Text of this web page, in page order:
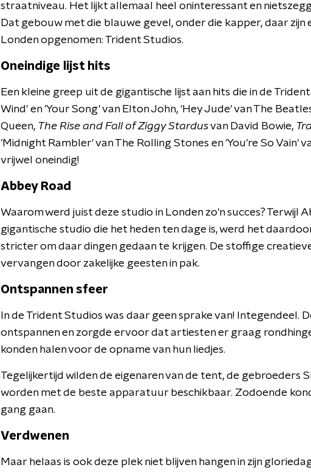
straatniveau. Het lijkt allemaal heel oninteressant en
Dat gebouw met die blauwe gevel, onder die kapper, daar
Londen opgenomen: Trident Studios.
Oneindige lijst hits
Een kleine greep uit de gigantische lijst aan hits die in de
Wind' en 'Your Song' van Elton John, 'Hey Jude' van The
Queen, The Rise and Fall of Ziggy Stardusvan David Bowie,
'Midnight Rambler' van The Rolling Stones en 'You're So Vain'
vrijwel oneindig!
Abbey Road
Waarom werd juist deze studio in Londen zo'n succes? Terwijl
gigantische studio die het heden ten dage is, werd het
stricter om daar dingen gedaan te krijgen. De stoffige
vervangen door zakelijke geesten in pak.
Ontspannen sfeer
In de Trident Studios was daar geen sprake van! Integendeel.
ontspannen en zorgde ervoor dat artiesten er graag
konden halen voor de opname van hun liedjes.
Tegelijkertijd wilden de eigenaren van de tent, de gebroeders
worden met de beste apparatuur beschikbaar. Zodoende
gang gaan.
Verdwenen
Maar helaas is ook deze plek niet blijven hangen in zijn